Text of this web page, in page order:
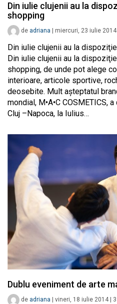
Din iulie clujenii au la
shopping
de adriana miercuri, 23 iulie 2014
Din iulie clujenii au la
Din iulie clujenii au la
shopping, de unde pot alege
interioare, articole sportive,
deosebite. Mult aşteptatul
mondial, M•A•C COSMETICS,
Cluj –Napoca, la Iulius…
Dublu eveniment de arte
de adriana vineri, 18 iulie 2014 3